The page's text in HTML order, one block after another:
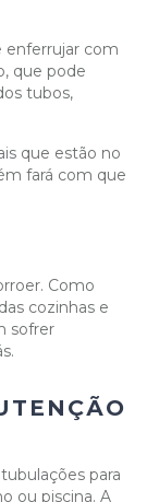
enferrujar com
que pode
tubos,
que estão no
fará com que
Como
cozinhas e
sofrer
para
ou piscina. A